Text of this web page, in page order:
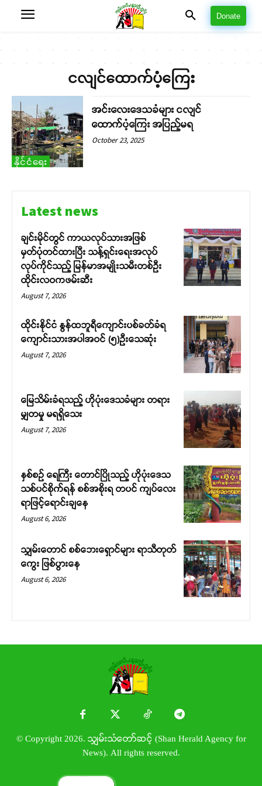
Donate
ငလျင်ထောက်ပံ့ကြေး
နိုင်ငံရေး
အင်းလေးဒေသခံများ ငလျင်
ထောက်ပံ့ကြေး အပြည့်မရ
October 23, 2025
Latest news
ချင်းမိုင်တွင် ကာယလုပ်သားအဖြစ်
မှတ်ပုံတင်ထားပြီး သန့်ရှင်းရေးအလုပ်
လုပ်ကိုင်သည့် မြန်မာအမျိုးသမီးတစ်ဦး
ထိုင်းလဝကဖမ်းဆီး
August 7, 2026
ထိုင်းနိုင်ငံ နွန်ထဘူရီကျောင်းပစ်ခတ်ခံရ
ကျောင်းသားအပါအဝင် (၅)ဉီးသေဆုံး
August 7, 2026
မြေသိမ်းခံရသည့် ဟိုပုံးဒေသခံများ တရား
မျှတမှု မရရှိသေး
August 7, 2026
နှစ်စဉ် ရေကြီး တောင်ပြိုသည့် ဟိုပုံးဒေသ
သစ်ပင်စိုက်ရန် စစ်အစိုးရ တပင် ကျပ်လေး
ရာဖြင့်ရောင်းချနေ
August 6, 2026
သျှမ်းတောင် စစ်ဘေးရှောင်များ ရာသီတုတ်
ကွေး ဖြစ်ပွားနေ
August 6, 2026
© Copyright 2026. သျှမ်းသံတော်ဆင့် (Shan Herald Agency for
News). All rights reserved.